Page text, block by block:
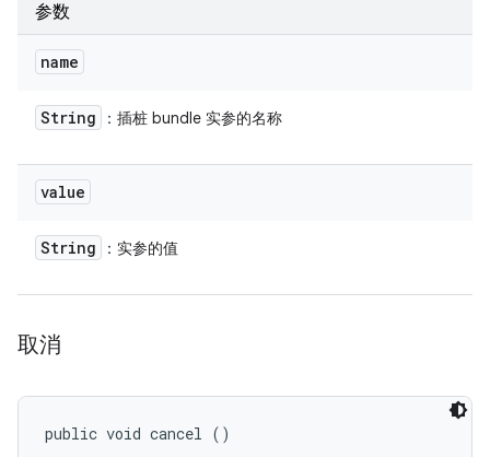
参数
name
String ：插桩 bundle 实参的名称
value
String ：实参的值
取消
public void cancel ()